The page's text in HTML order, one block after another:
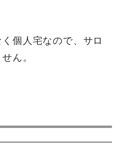
個人宅なので、サロ
ん。